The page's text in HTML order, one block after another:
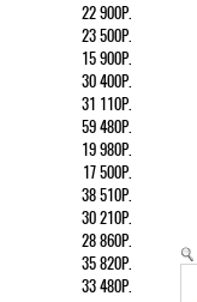
22 900Р.
23 500Р.
15 900Р.
30 400Р.
31 110Р.
59 480Р.
19 980Р.
17 500Р.
38 510Р.
30 210Р.
28 860Р.
35 820Р.
33 480Р.